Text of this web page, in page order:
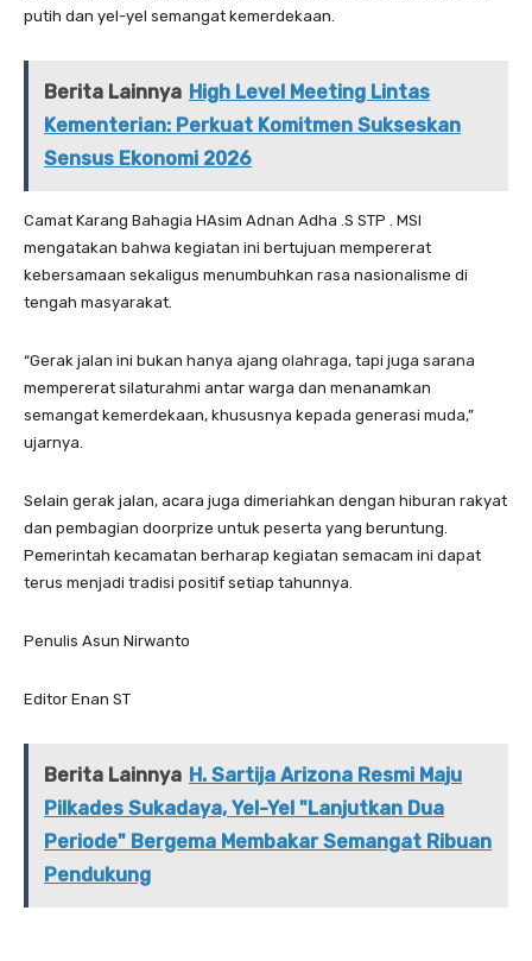
putih dan yel-yel semangat kemerdekaan.
Berita Lainnya High Level Meeting Lintas
Kementerian: Perkuat Komitmen Sukseskan
Sensus Ekonomi 2026
Camat Karang Bahagia HAsim Adnan Adha .S STP . MSI
mengatakan bahwa kegiatan ini bertujuan mempererat
kebersamaan sekaligus menumbuhkan rasa nasionalisme di
tengah masyarakat.
“Gerak jalan ini bukan hanya ajang olahraga, tapi juga sarana
mempererat silaturahmi antar warga dan menanamkan
semangat kemerdekaan, khususnya kepada generasi muda,”
ujarnya.
Selain gerak jalan, acara juga dimeriahkan dengan hiburan rakyat
dan pembagian doorprize untuk peserta yang beruntung.
Pemerintah kecamatan berharap kegiatan semacam ini dapat
terus menjadi tradisi positif setiap tahunnya.
Penulis Asun Nirwanto
Editor Enan ST
Berita Lainnya H. Sartija Arizona Resmi Maju
Pilkades Sukadaya, Yel-Yel "Lanjutkan Dua
Periode" Bergema Membakar Semangat Ribuan
Pendukung